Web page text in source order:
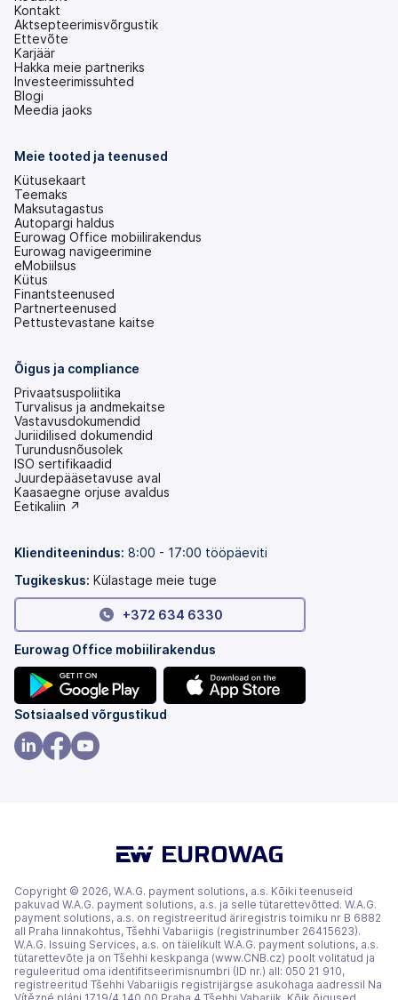
Kontakt
Aktsepteerimisvõrgustik
Ettevõte
Karjäär
Hakka meie partneriks
Investeerimissuhted
(avaneb
uuel
Blogi
Meedia jaoks
Meie tooted ja teenused
Kütusekaart
Teemaks
Maksutagastus
Autopargi haldus
Eurowag Office mobiilirakendus
Eurowag navigeerimine
eMobiilsus
Kütus
Finantsteenused
Partnerteenused
Pettustevastane kaitse
Õigus ja compliance
Privaatsuspoliitika
Turvalisus ja andmekaitse
Vastavusdokumendid
Juriidilised dokumendid
Turundusnõusolek
ISO sertifikaadid
Juurdepääsetavuse aval
(avaneb
uuel
Kaasaegne orjuse avaldus
(avaneb
Eetikaliin ↗
Klienditeenindus: 8:00 - 17:00 tööpäeviti
Tugikeskus: Külastage meie tuge
+372 634 6330
Eurowag Office mobiilirakendus
(avaneb
uuel
vahekaardil)
(avaneb
Sotsiaalsed võrgustikud
Copyright © 2026, W.A.G. payment solutions, a.s. Kõiki teenuseid
pakuvad W.A.G. payment solutions, a.s. ja selle tütarettevõtted. W.A.G.
payment solutions, a.s. on registreeritud äriregistris toimiku nr B 6882
all Praha linnakohtus, Tšehhi Vabariigis (registrinumber 26415623).
W.A.G. Issuing Services, a.s. on täielikult W.A.G. payment solutions, a.s.
tütarettevõte ja on Tšehhi keskpanga (www.CNB.cz) poolt volitatud ja
reguleeritud oma identifitseerimisnumbri (ID nr.) all: 050 21 910,
registreeritud Tšehhi Vabariigis registrijärgse asukohaga aadressil Na